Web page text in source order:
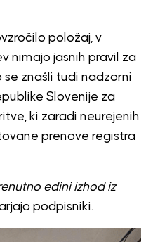
položaj, v
nimajo jasnih pravil za
znašli tudi nadzorni
Slovenije za
ki zaradi neurejenih
prenove registra
edini izhod iz
podpisniki.